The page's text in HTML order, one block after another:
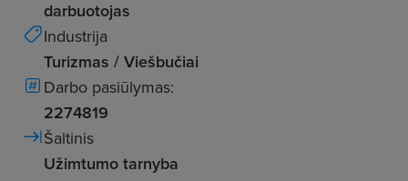
darbuotojas
Industrija
Turizmas / Viešbučiai
Darbo pasiūlymas:
2274819
Šaltinis
Užimtumo tarnyba